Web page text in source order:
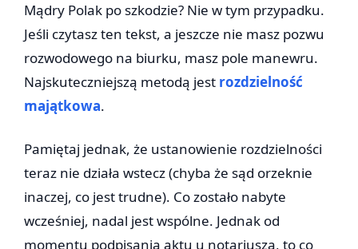
Mądry Polak po szkodzie? Nie w tym przypadku.
Jeśli czytasz ten tekst, a jeszcze nie masz pozwu
rozwodowego na biurku, masz pole manewru.
Najskuteczniejszą metodą jest rozdzielność
majątkowa.
Pamiętaj jednak, że ustanowienie rozdzielności
teraz nie działa wstecz (chyba że sąd orzeknie
inaczej, co jest trudne). Co zostało nabyte
wcześniej, nadal jest wspólne. Jednak od
momentu podpisania aktu u notariusza, to co